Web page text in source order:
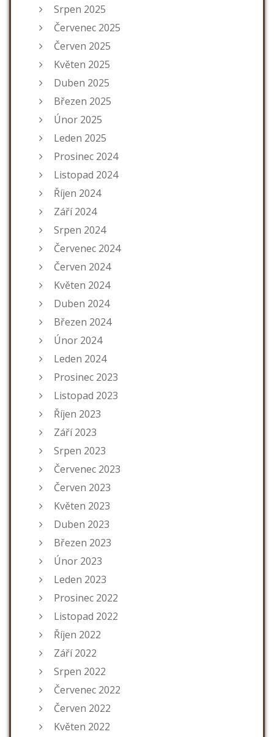
Srpen 2025
Červenec 2025
Červen 2025
Květen 2025
Duben 2025
Březen 2025
Únor 2025
Leden 2025
Prosinec 2024
Listopad 2024
Říjen 2024
Září 2024
Srpen 2024
Červenec 2024
Červen 2024
Květen 2024
Duben 2024
Březen 2024
Únor 2024
Leden 2024
Prosinec 2023
Listopad 2023
Říjen 2023
Září 2023
Srpen 2023
Červenec 2023
Červen 2023
Květen 2023
Duben 2023
Březen 2023
Únor 2023
Leden 2023
Prosinec 2022
Listopad 2022
Říjen 2022
Září 2022
Srpen 2022
Červenec 2022
Červen 2022
Květen 2022